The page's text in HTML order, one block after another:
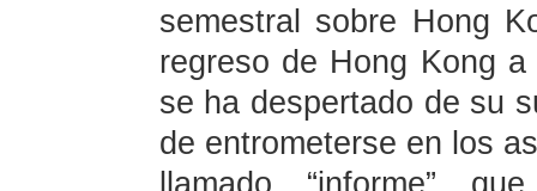
semestral sobre Hong
regreso de Hong Kong
se ha despertado de su
de entrometerse en los
llamado “informe”